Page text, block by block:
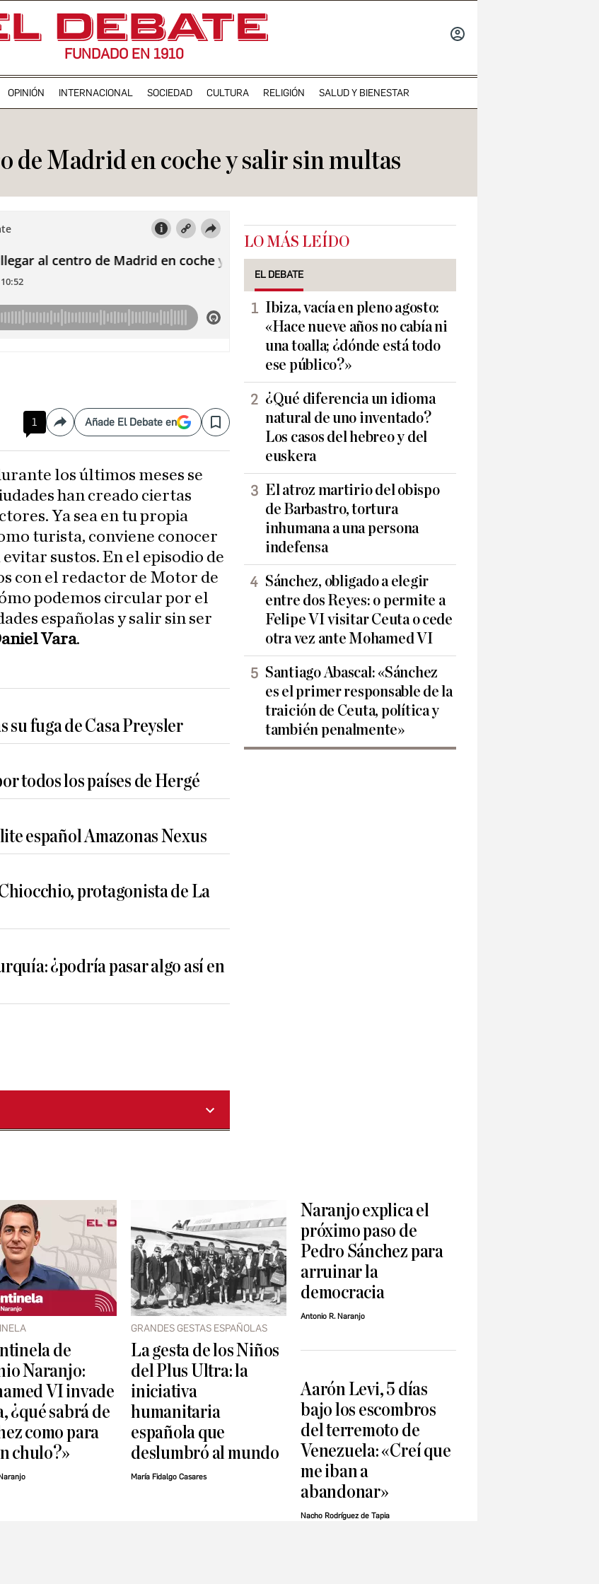
FUNDADO EN 1910
OPINIÓN INTERNACIONAL SOCIEDAD CULTURA RELIGIÓN SALUD Y BIENESTAR
de Madrid en coche y salir sin multas
1 CompartirAñade El Debate en Save
han creado ciertas
Ya sea en tu propia
turista, conviene conocer
sustos. En el episodio de
con el redactor de Motor de
podemos circular por el
españolas y salir sin ser
Vara.
su fuga de Casa Preysler
todos los países de Hergé
español Amazonas Nexus
protagonista de La
¿podría pasar algo así en
LO MÁS LEÍDO
EL DEBATE
Ibiza, vacía en pleno agosto:
«Hace nueve años no cabía ni
una toalla; ¿dónde está todo
ese público?»
¿Qué diferencia un idioma
natural de uno inventado?
Los casos del hebreo y del
euskera
El atroz martirio del obispo
de Barbastro, tortura
inhumana a una persona
indefensa
Sánchez, obligado a elegir
entre dos Reyes: o permite a
Felipe VI visitar Ceuta o cede
otra vez ante Mohamed VI
Santiago Abascal: «Sánchez
es el primer responsable de la
traición de Ceuta, política y
también penalmente»
de
Naranjo:
VI invade
¿qué sabrá de
como para
chulo?»
GRANDES GESTAS ESPAÑOLAS
La gesta de los Niños
del Plus Ultra: la
iniciativa
humanitaria
española que
deslumbró al mundo
María Fidalgo Casares
Naranjo explica el
próximo paso de
Pedro Sánchez para
arruinar la
democracia
Antonio R. Naranjo
Aarón Levi, 5 días
bajo los escombros
del terremoto de
Venezuela: «Creí que
me iban a
abandonar»
Nacho Rodríguez de Tapia